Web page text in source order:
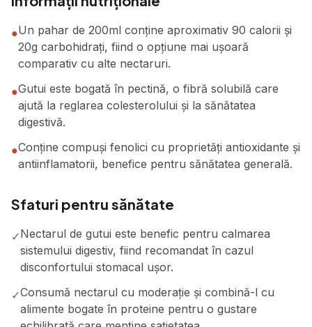
●Un pahar de 200ml conține aproximativ 90 calorii și
20g carbohidrați, fiind o opțiune mai ușoară
comparativ cu alte nectaruri.
●Gutui este bogată în pectină, o fibră solubilă care
ajută la reglarea colesterolului și la sănătatea
digestivă.
●Conține compuși fenolici cu proprietăți antioxidante și
antiinflamatorii, benefice pentru sănătatea generală.
Sfaturi pentru sănătate
✓Nectarul de gutui este benefic pentru calmarea
sistemului digestiv, fiind recomandat în cazul
disconfortului stomacal ușor.
✓Consumă nectarul cu moderație și combină-l cu
alimente bogate în proteine pentru o gustare